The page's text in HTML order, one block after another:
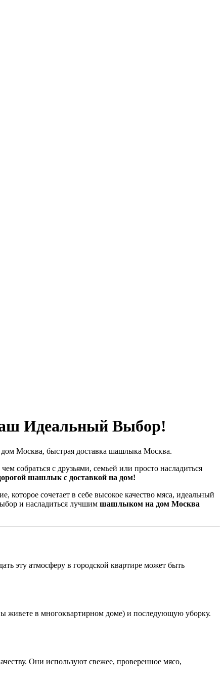
Идеальный Выбор!
Москва, быстрая доставка шашлыка Москва.
собраться с друзьями, семьей или просто насладиться
шашлык с доставкой на дом!
которое сочетает в себе высокое качество мяса, идеальный
и насладиться лучшим шашлыком на дом Москва
эту атмосферу в городской квартире может быть
живете в многоквартирном доме) и последующую уборку.
Они используют свежее, проверенное мясо,